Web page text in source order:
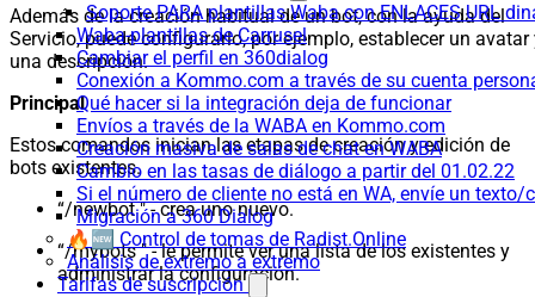
Soporte PARA plantillas Waba con ENLACES URL
Waba-plantillas de Carrusel
Cambiar el perfil en 360dialog
Conexión a Kommo.com a través de su cuenta
Qué hacer si la integración deja de funcionar
Envíos a través de la WABA en Kommo.com
Creación masiva de salas de chat en WABA
Cambio en las tasas de diálogo a partir del 01.02.22
Si el número de cliente no está en WA, envíe un
Migración a 360 Dialog
🔥🆕 Control de tomas de Radist.Online
Análisis de extremo a extremo
Tarifas de suscripción
Además de la creación habitual de un bot, con la ayuda del
Servicio, puede configurarlo, por ejemplo, establecer un avatar
una descripción.
Principal
Estos comandos inician las etapas de creación y edición de
bots existentes.
“/newbot " - crea uno nuevo.
“/mybots " - le permite ver una lista de los existentes y
administrar la configuración.